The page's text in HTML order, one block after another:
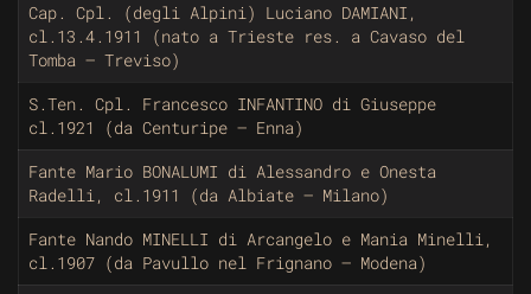
Cap. Cpl. (degli Alpini) Luciano DAMIANI,
cl.13.4.1911 (nato a Trieste res. a Cavaso del
Tomba – Treviso)
S.Ten. Cpl. Francesco INFANTINO di Giuseppe
cl.1921 (da Centuripe – Enna)
Fante Mario BONALUMI di Alessandro e Onesta
Radelli, cl.1911 (da Albiate – Milano)
Fante Nando MINELLI di Arcangelo e Mania Minelli,
cl.1907 (da Pavullo nel Frignano – Modena)